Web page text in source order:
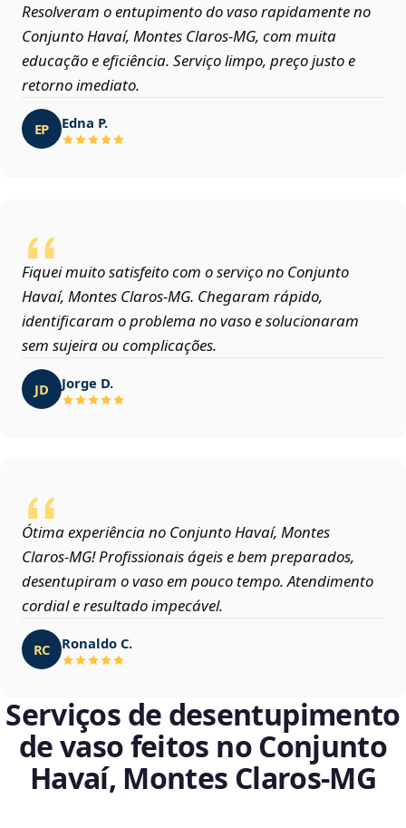
Resolveram o entupimento do vaso rapidamente no
Conjunto Havaí, Montes Claros‑MG, com muita
educação e eficiência. Serviço limpo, preço justo e
retorno imediato.
EP Edna P.
Fiquei muito satisfeito com o serviço no Conjunto
Havaí, Montes Claros‑MG. Chegaram rápido,
identificaram o problema no vaso e solucionaram
sem sujeira ou complicações.
JD Jorge D.
Ótima experiência no Conjunto Havaí, Montes
Claros‑MG! Profissionais ágeis e bem preparados,
desentupiram o vaso em pouco tempo. Atendimento
cordial e resultado impecável.
RC Ronaldo C.
Serviços de desentupimento
de vaso feitos no Conjunto
Havaí, Montes Claros‑MG